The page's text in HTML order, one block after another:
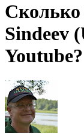
Сколько
Sindeev
Youtube?